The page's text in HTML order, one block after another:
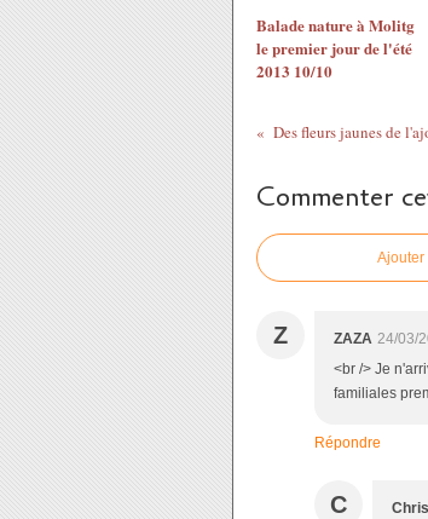
Balade nature à Molitg
le premier jour de l'été
2013 10/10
Commenter
Ajouter
Z ZAZA 24/03/
<br /> Je
familiales
Répondre
C